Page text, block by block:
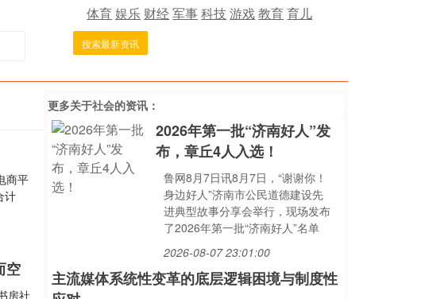
体育娱乐 财经军事科技游戏教育育儿
搜索最新资讯
商平
计
空
房社
更多关于社会的资讯：
2026年第一批“济南好人”发
布，章丘4人入选！
鲁网8月7日讯8月7日，“谢谢你！
身边好人”济南市公民道德建设先
进典型故事分享会举行，现场发布
了2026年第一批“济南好人”名单
2026-08-07 23:01:00
主流媒体系统性变革的底层逻辑困境与制度性